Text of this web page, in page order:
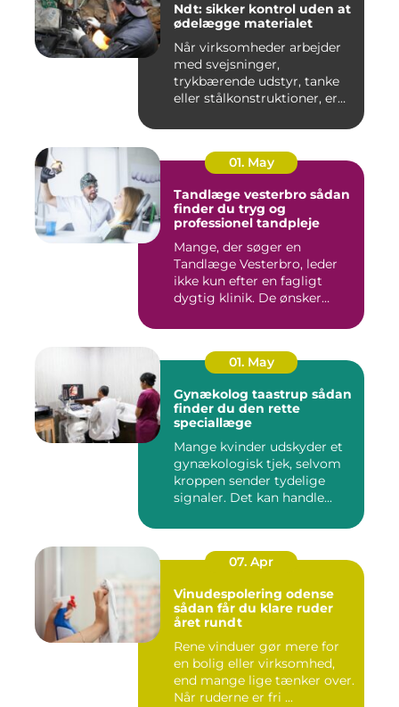
Ndt: sikker kontrol uden at
ødelægge materialet
Når virksomheder arbejder
med svejsninger,
trykbærende udstyr, tanke
eller stålkonstruktioner, er
01. May
Tandlæge vesterbro sådan
finder du tryg og
professionel tandpleje
Mange, der søger en
Tandlæge Vesterbro, leder
ikke kun efter en fagligt
dygtig klinik. De ønsker
01. May
Gynækolog taastrup sådan
finder du den rette
speciallæge
Mange kvinder udskyder et
gynækologisk tjek, selvom
kroppen sender tydelige
signaler. Det kan handle...
07. Apr
Vinudespolering odense
sådan får du klare ruder
året rundt
Rene vinduer gør mere for
en bolig eller virksomhed,
end mange lige tænker over.
Når ruderne er fri ...